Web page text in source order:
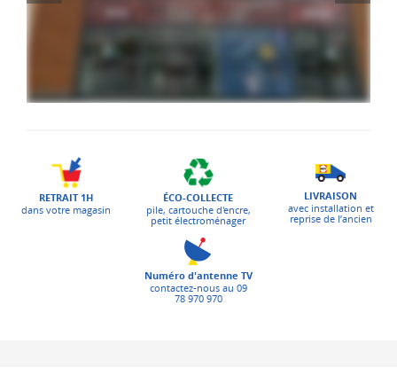
RETRAIT 1H
dans votre magasin
ÉCO-COLLECTE
pile, cartouche d'encre,
petit électroménager
LIVRAISON
avec installation et
reprise de l’ancien
Numéro d'antenne TV
contactez-nous au 09
78 970 970